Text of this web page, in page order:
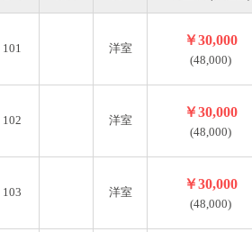
101 洋室
￥30,000
(48,000)
102 洋室
￥30,000
(48,000)
103 洋室
￥30,000
(48,000)